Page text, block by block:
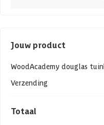
Jouw product
WoodAcademy douglas
Verzending
Totaal